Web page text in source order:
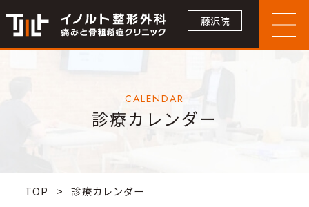
藤沢院
CALENDAR
診療カレンダー
TOP > 診療カレンダー